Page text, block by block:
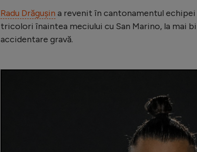
Radu Drăgușin a revenit în cantonamentul
tricolori înaintea meciului cu San Marino, la mai
accidentare gravă.